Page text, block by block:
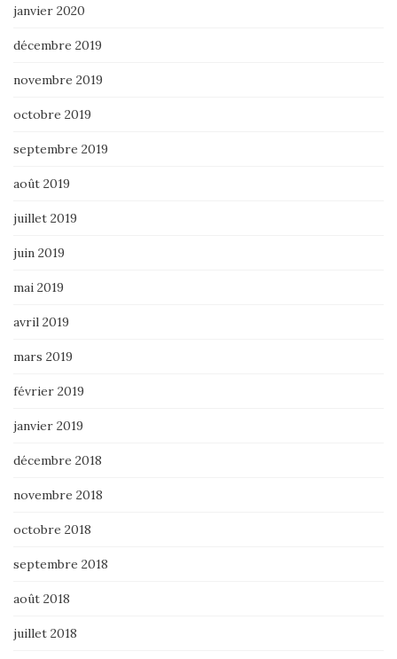
janvier 2020
décembre 2019
novembre 2019
octobre 2019
septembre 2019
août 2019
juillet 2019
juin 2019
mai 2019
avril 2019
mars 2019
février 2019
janvier 2019
décembre 2018
novembre 2018
octobre 2018
septembre 2018
août 2018
juillet 2018